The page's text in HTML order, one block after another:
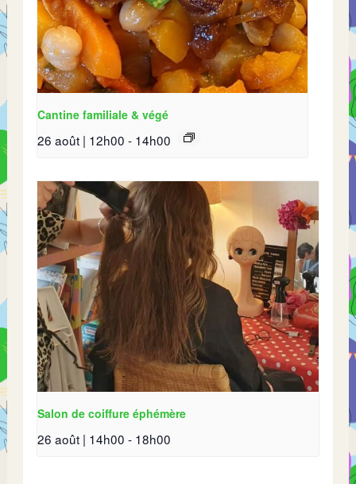
Cantine familiale & végé
26 août | 12h00 - 14h00
Salon de coiffure éphémère
26 août | 14h00 - 18h00